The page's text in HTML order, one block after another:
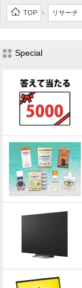
TOP > リサーチ
Special